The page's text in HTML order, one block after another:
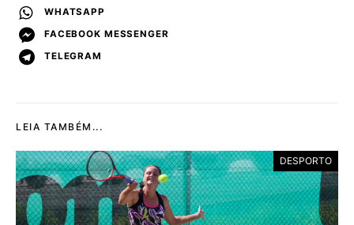
WHATSAPP
FACEBOOK MESSENGER
TELEGRAM
LEIA TAMBÉM...
DESPORTO